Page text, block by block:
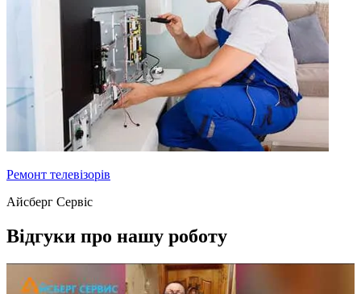
Ремонт телевізорів
Айсберг Сервіс
Відгуки про нашу роботу